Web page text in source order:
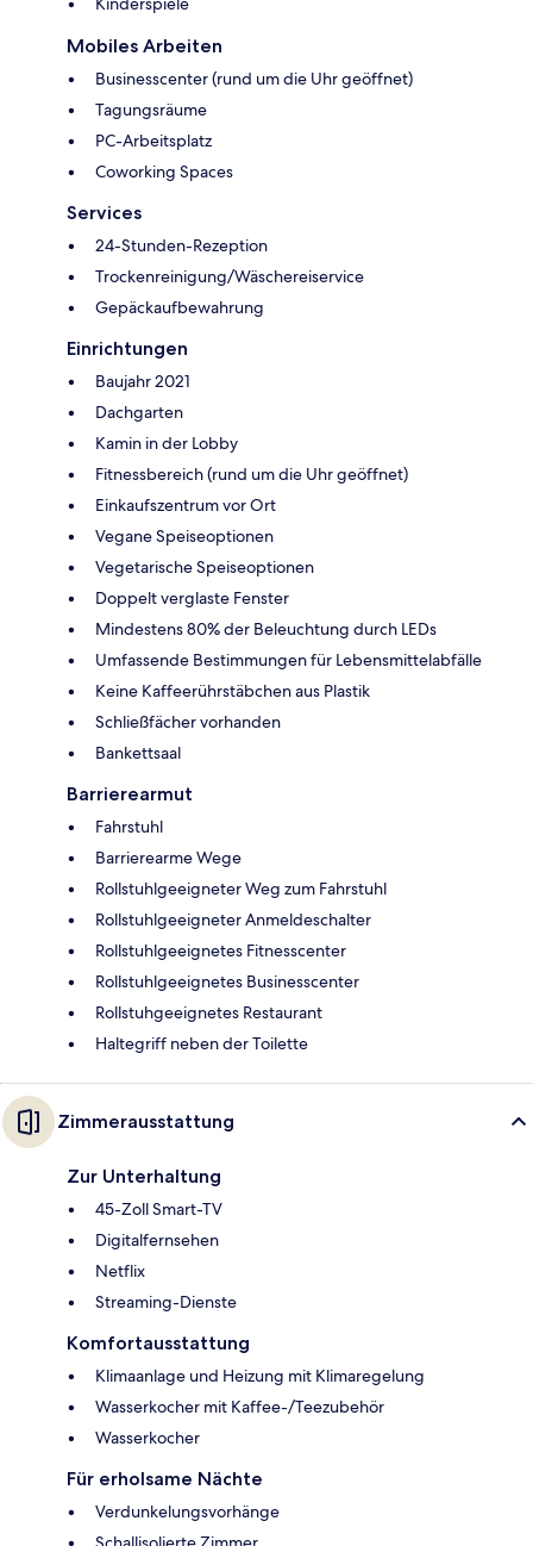
Mobiles Arbeiten
Businesscenter (rund um die Uhr geöffnet)
Tagungsräume
PC-Arbeitsplatz
Coworking Spaces
Services
24-Stunden-Rezeption
Trockenreinigung/Wäschereiservice
Gepäckaufbewahrung
Einrichtungen
Baujahr 2021
Dachgarten
Kamin in der Lobby
Fitnessbereich (rund um die Uhr geöffnet)
Einkaufszentrum vor Ort
Vegane Speiseoptionen
Vegetarische Speiseoptionen
Doppelt verglaste Fenster
Mindestens 80% der Beleuchtung durch LEDs
Umfassende Bestimmungen für Lebensmittelabfälle
Keine Kaffeerührstäbchen aus Plastik
Schließfächer vorhanden
Bankettsaal
Barrierearmut
Fahrstuhl
Barrierearme Wege
Rollstuhlgeeigneter Weg zum Fahrstuhl
Rollstuhlgeeigneter Anmeldeschalter
Rollstuhlgeeignetes Fitnesscenter
Rollstuhlgeeignetes Businesscenter
Rollstuhgeeignetes Restaurant
Haltegriff neben der Toilette
Zimmerausstattung
Zur Unterhaltung
45-Zoll Smart-TV
Digitalfernsehen
Netflix
Streaming-Dienste
Komfortausstattung
Klimaanlage und Heizung mit Klimaregelung
Wasserkocher mit Kaffee-/Teezubehör
Wasserkocher
Für erholsame Nächte
Verdunkelungsvorhänge